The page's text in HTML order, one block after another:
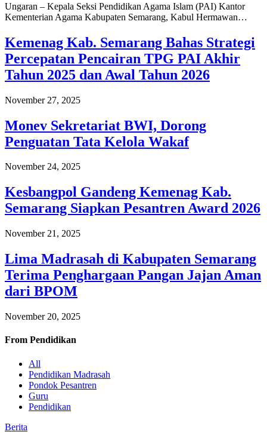
Ungaran – Kepala Seksi Pendidikan Agama Islam (PAI) Kantor
Kementerian Agama Kabupaten Semarang, Kabul Hermawan…
Kemenag Kab. Semarang Bahas Strategi
Percepatan Pencairan TPG PAI Akhir
Tahun 2025 dan Awal Tahun 2026
November 27, 2025
Monev Sekretariat BWI, Dorong
Penguatan Tata Kelola Wakaf
November 24, 2025
Kesbangpol Gandeng Kemenag Kab.
Semarang Siapkan Pesantren Award 2026
November 21, 2025
Lima Madrasah di Kabupaten Semarang
Terima Penghargaan Pangan Jajan Aman
dari BPOM
November 20, 2025
From Pendidikan
All
Pendidikan Madrasah
Pondok Pesantren
Guru
Pendidikan
Berita